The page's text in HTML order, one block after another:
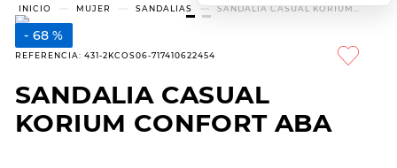
MUJER SANDALIAS
SANDALIA CASUAL KORIUM
68 %
REFERENCIA: 431-2KCOS06-717410622454
SANDALIA CASUAL
KORIUM CONFORT ABA
TÉRMINOS MÁS
BUSCADOS
1.
3 .
skechers slip-ins